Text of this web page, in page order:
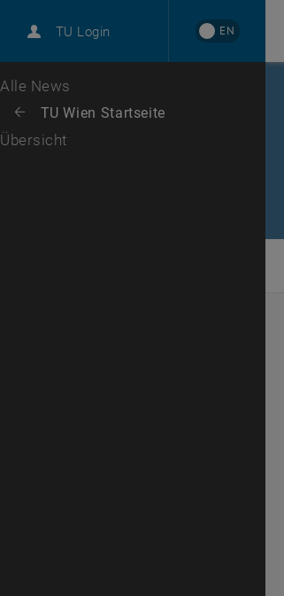
TU Login EN
Karriere
Zur 1. Menü Ebene
Alle News
Zurück: Subseiten von TU Wien Startseite auflisten
Zurück zur letzten Ebene:
TU Wien Startseite
Übersicht